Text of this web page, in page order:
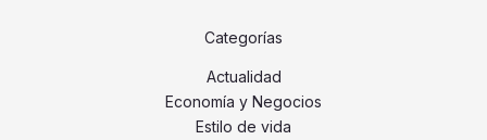
Categorías
Actualidad
Economía y Negocios
Estilo de vida